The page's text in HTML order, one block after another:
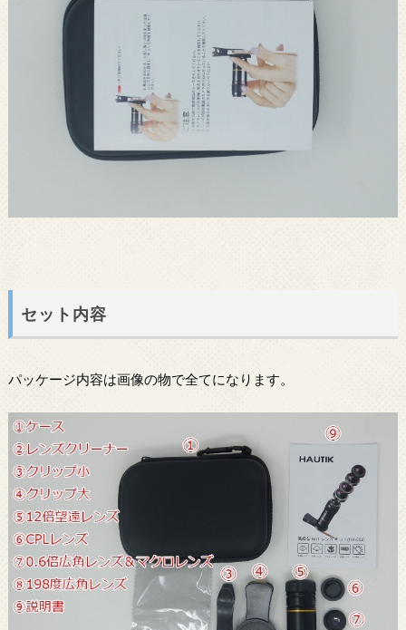
セット内容
パッケージ内容は画像の物で全てになります。